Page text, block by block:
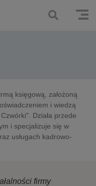
księgową, założoną
i wiedzą
Działa przede
i specjalizuje się w
usługach kadrowo-
firmy